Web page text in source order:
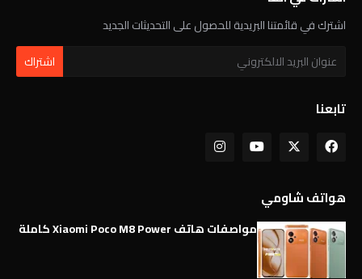
اشترك في قائمتنا البريدية للحصول على التحديثات الجديد
تابعنا
هواتف شاومي
مواصفات هاتف Xiaomi Poco M8 Power كاملة